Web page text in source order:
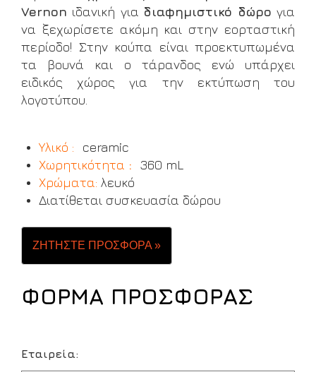
Vernon ιδανική για διαφημιστικό δώρο για
να ξεχωρίσετε ακόμη και στην εορταστική
περίοδο! Στην κούπα είναι προεκτυπωμένα
τα βουνά και ο τάρανδος ενώ υπάρχει
ειδικός χώρος για την εκτύπωση του
λογοτύπου.
Υλικό :
ceramic
Χωρητικότητα :
360 mL
Χρώματα: λευκό
Διατίθεται συσκευασία δώρου
ΖΗΤΗΣΤΕ ΠΡΟΣΦΟΡΑ »
ΦΟΡΜΑ ΠΡΟΣΦΟΡΑΣ
Εταιρεία: